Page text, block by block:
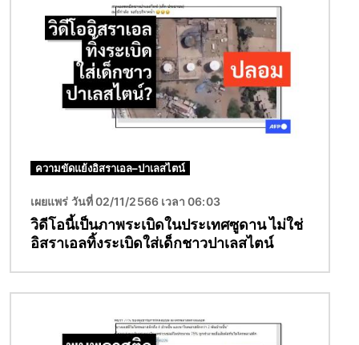
ความขัดแย้งอิสราเอล–ปาเลสไตน์
เผยแพร่ วันที่ 02/11/2566 เวลา 06:03
วิดีโอนี้เป็นภาพระเบิดในประเทศซูดาน ไม่ใช่
อิสราเอลทิ้งระเบิดใส่เด็กชาวปาเลสไตน์